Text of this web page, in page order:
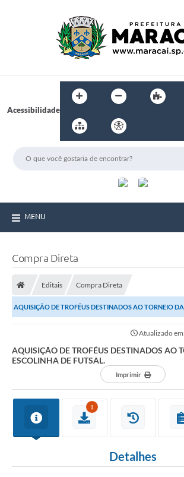
Acessibilidade
MENU
Compra Direta
Editais Compra Direta
AQUISIÇÃO DE TROFÉUS DESTINADOS AO TORNEIO
Atualizado
AQUISIÇÃO DE TROFÉUS DESTINADOS AO
ESCOLINHA DE FUTSAL.
Imprimir
1
Detalhes